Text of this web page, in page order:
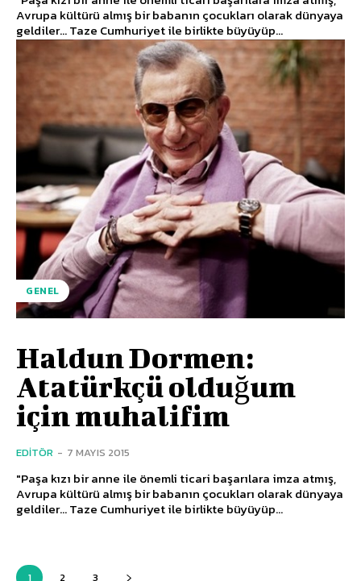
Avrupa kültürü almış bir babanın çocukları olarak dünyaya
geldiler... Taze Cumhuriyet ile birlikte büyüyüp...
GENEL
Haldun Dormen:
Atatürkçü olduğum
için muhalifim
EDITÖR - 7 MAYIS 2015
"Paşa kızı bir anne ile önemli ticari başarılara imza atmış,
Avrupa kültürü almış bir babanın çocukları olarak dünyaya
geldiler... Taze Cumhuriyet ile birlikte büyüyüp...
1 2 3